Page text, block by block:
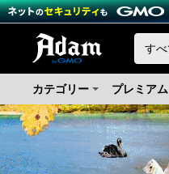
カテゴリー プレミアム